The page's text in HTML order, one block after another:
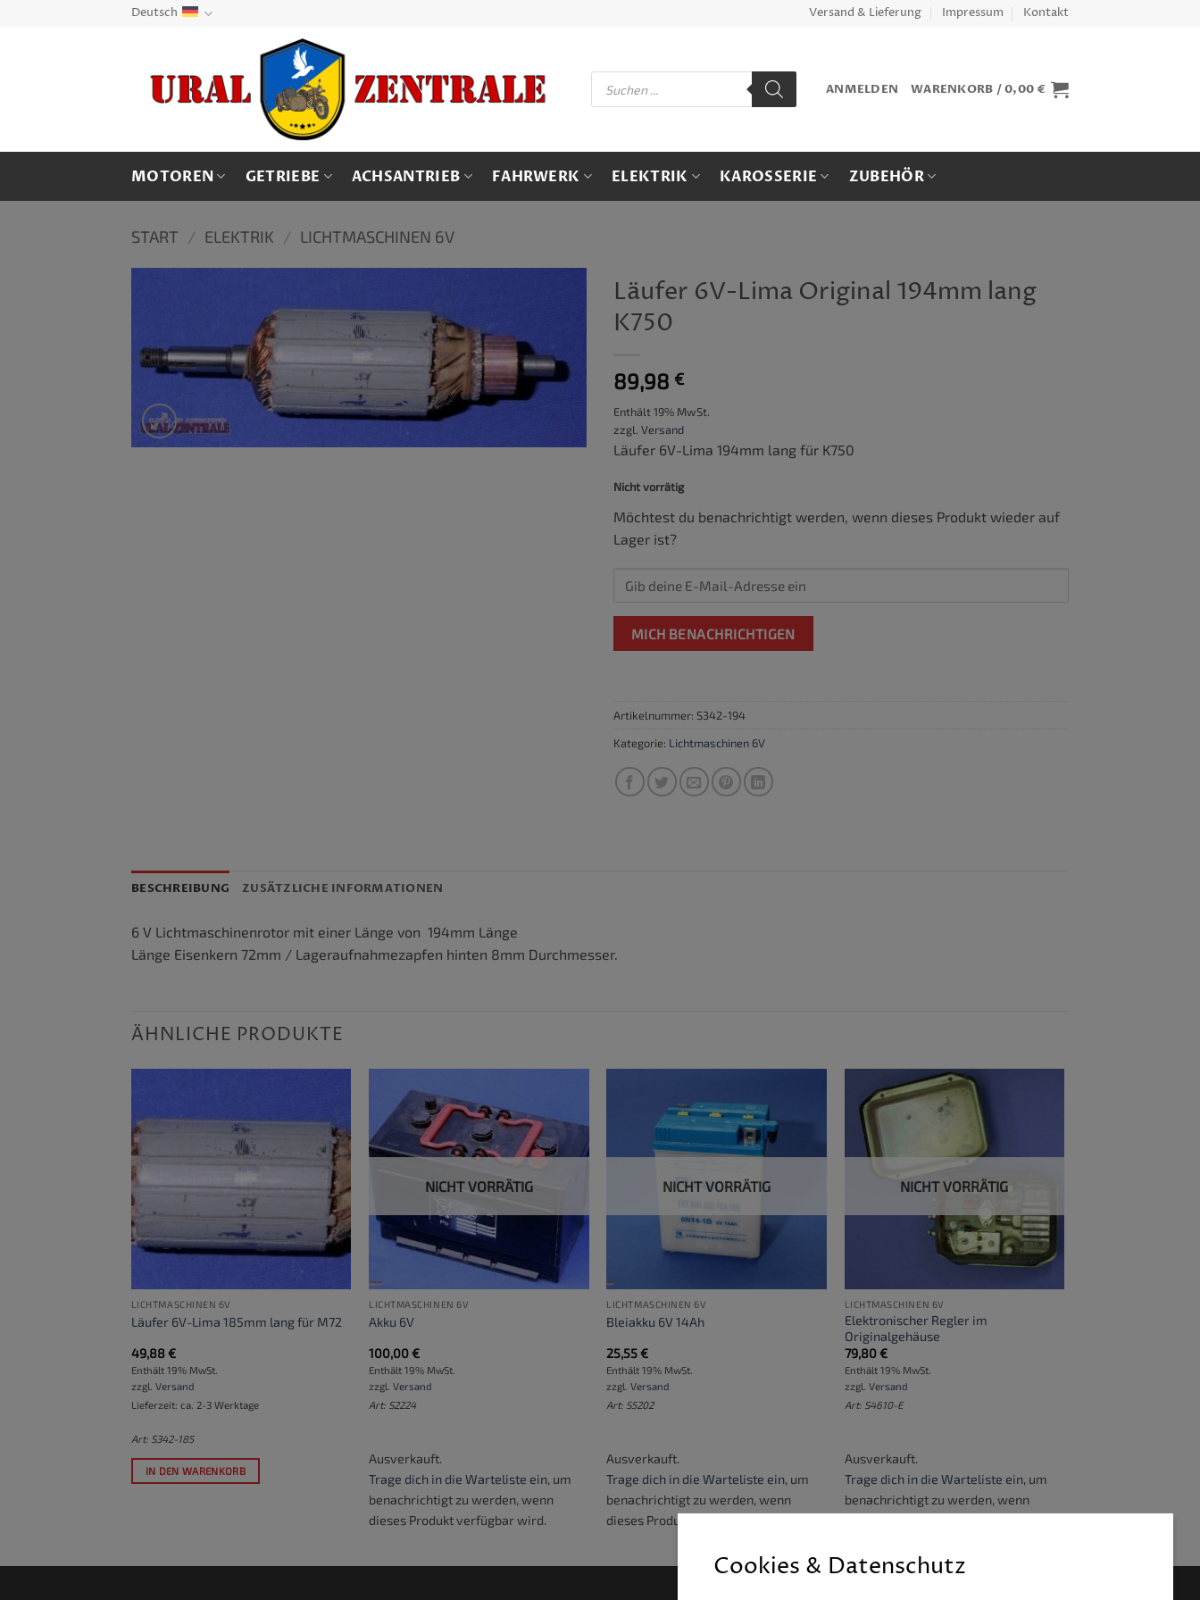
Deutsch Versand & Lieferung Impressum Kontakt
Products
search
ANMELDEN WARENKORB /0,00 €
MOTOREN GETRIEBE ACHSANTRIEB FAHRWERK ELEKTRIK KAROSSERIE ZUBEHÖR
START / ELEKTRIK / LICHTMASCHINEN 6V
Läufer 6V-Lima Original 194mm lang
K750
89,98 €
Enthält 19% MwSt.
zzgl. Versand
Läufer 6V-Lima 194mm lang für K750
Nicht vorrätig
Möchtest du benachrichtigt werden, wenn dieses Produkt wieder auf
Lager ist?
MICH BENACHRICHTIGEN
Artikelnummer: S342-194
Kategorie: Lichtmaschinen 6V
BESCHREIBUNG ZUSÄTZLICHE INFORMATIONEN
6 V Lichtmaschinenrotor mit einer Länge von 194mm Länge
Länge Eisenkern 72mm / Lageraufnahmezapfen hinten 8mm Durchmesser.
ÄHNLICHE PRODUKTE
LICHTMASCHINEN 6V
Läufer 6V-Lima 185mm lang für M72
49,88€
Enthält 19% MwSt.
zzgl. Versand
Lieferzeit: ca. 2-3 Werktage
Art: S342-185
IN DEN WARENKORB
NICHT VORRÄTIG
LICHTMASCHINEN 6V
Akku 6V
100,00€
Enthält 19% MwSt.
zzgl.Versand
Art: S2224
Ausverkauft.
Trage dich in die Warteliste ein, um
benachrichtigt zu werden, wenn
dieses Produkt verfügbar wird.
NICHT VORRÄTIG
LICHTMASCHINEN 6V
Bleiakku 6V 14Ah
25,55€
Enthält 19% MwSt.
zzgl.Versand
Art: S5202
Ausverkauft.
Trage dich in die Warteliste ein, um
benachrichtigt zu werden, wenn
dieses Produkt verfügbar wird.
NICHT VORRÄTIG
LICHTMASCHINEN 6V
Elektronischer Regler im
Originalgehäuse
79,80€
Enthält 19% MwSt.
zzgl. Versand
Art: S4610-E
Ausverkauft.
Trage dich in die Warteliste ein, um
benachrichtigt zu werden, wenn
Cookies & Datenschutz